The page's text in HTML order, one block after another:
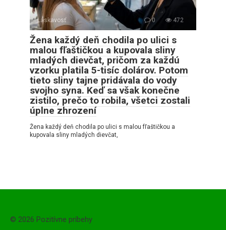
Láskavosť 0 472
Žena každý deň chodila po ulici s
malou fľaštičkou a kupovala sliny
mladých dievčat, pričom za každú
vzorku platila 5-tisíc dolárov. Potom
tieto sliny tajne pridávala do vody
svojho syna. Keď sa však konečne
zistilo, prečo to robila, všetci zostali
úplne zhrození
Žena každý deň chodila po ulici s malou fľaštičkou a
kupovala sliny mladých dievčat,
© 2026 Pozitívne príbehy